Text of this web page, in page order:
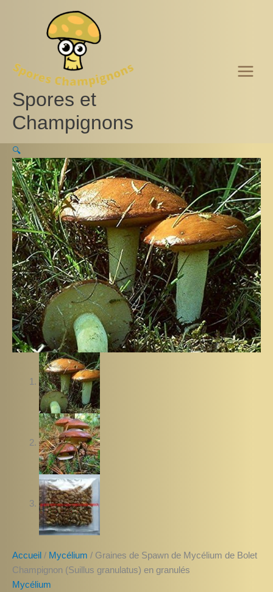
Spores et
Champignons
🔍
Accueil / Mycélium / Graines de Spawn de Mycélium de Bolet
Champignon (Suillus granulatus) en granulés
Mycélium